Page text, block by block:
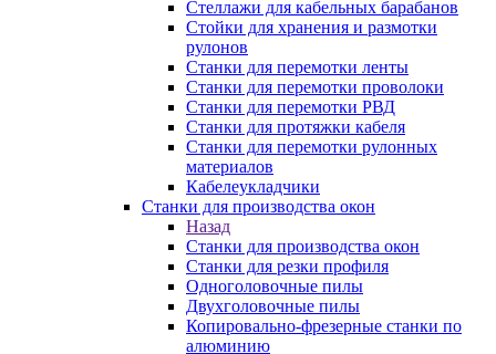
Стеллажи для кабельных барабанов
Стойки для хранения и размотки
рулонов
Станки для перемотки ленты
Станки для перемотки проволоки
Станки для перемотки РВД
Станки для протяжки кабеля
Станки для перемотки рулонных
материалов
Кабелеукладчики
Станки для производства окон
Назад
Станки для производства окон
Станки для резки профиля
Одноголовочные пилы
Двухголовочные пилы
Копировально-фрезерные станки по
алюминию